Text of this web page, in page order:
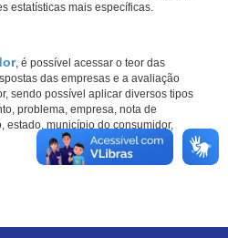
estatísticas mais específicas.
, é possível acessar o teor das
das empresas e a avaliação
sendo possível aplicar diversos tipos
problema, empresa, nota de
estado, município do consumidor,